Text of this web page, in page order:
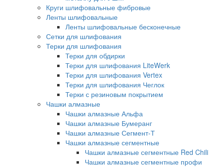
Круги шлифовальные фибровые
Ленты шлифовальные
Ленты шлифовальные бесконечные
Сетки для шлифования
Терки для шлифования
Терки для обдирки
Терки для шлифования LiteWerk
Терки для шлифования Vertex
Терки для шлифования Чеглок
Терки с резиновым покрытием
Чашки алмазные
Чашки алмазные Альфа
Чашки алмазные Бумеранг
Чашки алмазные Сегмент-Т
Чашки алмазные сегментные
Чашки алмазные сегментные Red Chili
Чашки алмазные сегментные профи